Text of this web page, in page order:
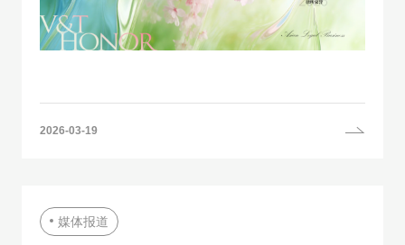
2026-03-19
媒体报道